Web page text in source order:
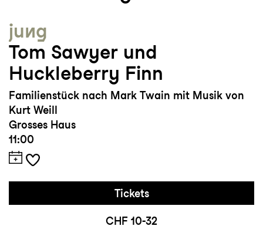
jung
Tom Sawyer und
Huckleberry Finn
Familienstück nach Mark Twain mit Musik von
Kurt Weill
Grosses Haus
11:00
Tickets
CHF 10-32